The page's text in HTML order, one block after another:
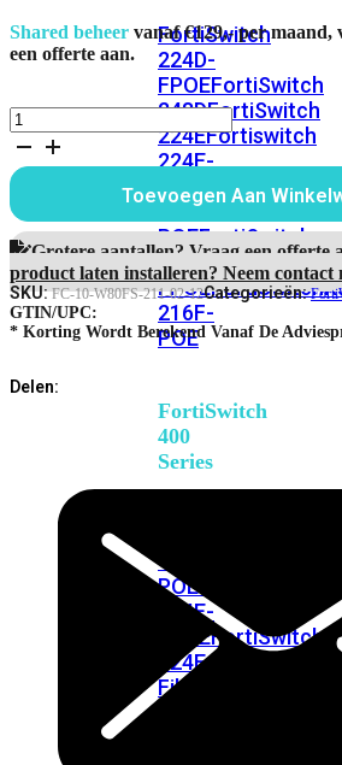
FortiSwitch
224D-
FPOEFortiSwitch
248DFortiSwitch
224EFortiswitch
224E-
POEFortiSwitch
248E-
POEFortiSwitch
248E-
FPOE
216F-
POE
FortiSwitch
400
Series
424E-
POE
424E-
FPOEFortiSwitch
424E-
Fiber
Shared beheer vanaf €129,- per
een offerte aan.
FortiWiFi-
80F-
3G4G-
DSL
1
Jaar
4-
Hour
Hardware
Delivery
RMA
Service
Toevoegen Aan
Grotere aantallen? Vraag een offerte
product laten installeren? Neem contact
SKU:FC-10-W80FS-211-02-12Categorieën:
GTIN/UPC:
* Korting Wordt Berekend Vanaf De
Delen: